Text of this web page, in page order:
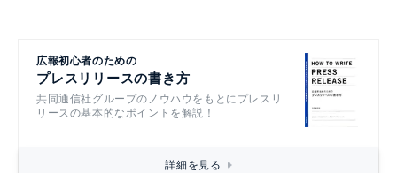
広報初心者のための
プレスリリースの書き方
共同通信社グループのノウハウをもとにプレスリ
リースの基本的なポイントを解説！
詳細を見る